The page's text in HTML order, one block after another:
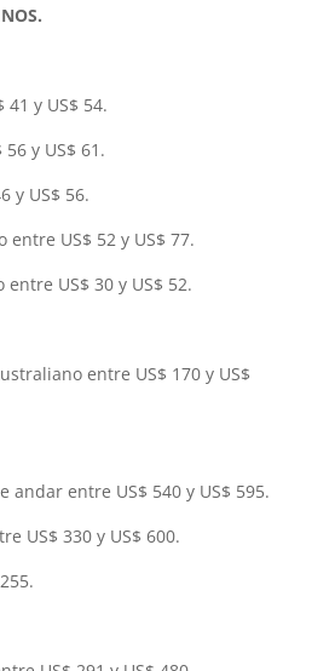
41 y US$ 54.
y US$ 61.
y US$ 56.
entre US$ 52 y US$ 77.
US$ 30 y US$ 52.
entre US$ 170 y US$
andar entre US$ 540 y US$ 595.
US$ 330 y US$ 600.